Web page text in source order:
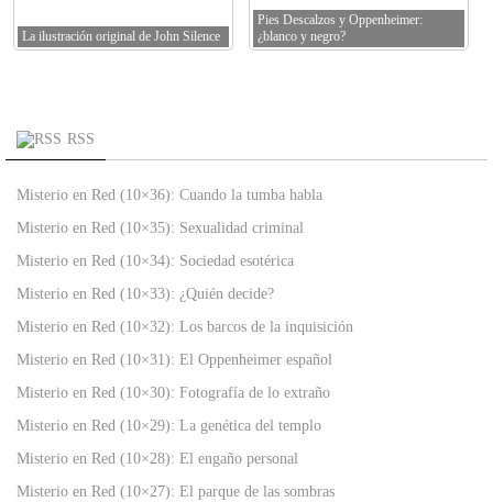
La ilustración original de John Silence
Pies Descalzos y Oppenheimer:
¿blanco y negro?
RSS
Misterio en Red (10×36): Cuando la tumba habla
Misterio en Red (10×35): Sexualidad criminal
Misterio en Red (10×34): Sociedad esotérica
Misterio en Red (10×33): ¿Quién decide?
Misterio en Red (10×32): Los barcos de la inquisición
Misterio en Red (10×31): El Oppenheimer español
Misterio en Red (10×30): Fotografía de lo extraño
Misterio en Red (10×29): La genética del templo
Misterio en Red (10×28): El engaño personal
Misterio en Red (10×27): El parque de las sombras